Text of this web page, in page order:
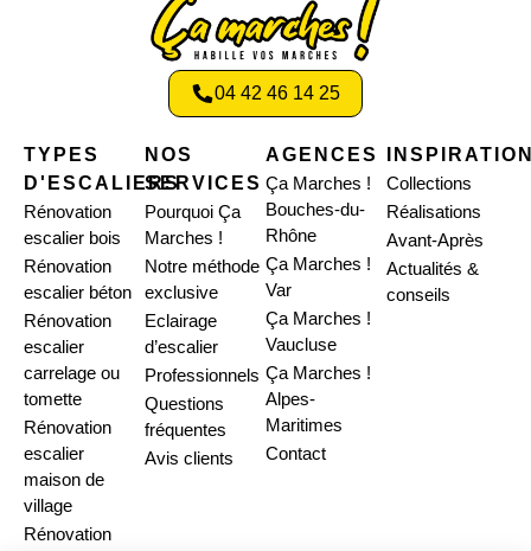
04 42 46 14 25
TYPES
D'ESCALIERS
Rénovation
escalier bois
Rénovation
escalier béton
Rénovation
escalier
carrelage ou
tomette
Rénovation
escalier
maison de
village
Rénovation
NOS
SERVICES
Pourquoi Ça
Marches !
Notre méthode
exclusive
Eclairage
d’escalier
Professionnels
Questions
fréquentes
Avis clients
AGENCES
Ça Marches !
Bouches-du-
Rhône
Ça Marches !
Var
Ça Marches !
Vaucluse
Ça Marches !
Alpes-
Maritimes
Contact
Collections
Réalisations
Avant-Après
Actualités &
conseils